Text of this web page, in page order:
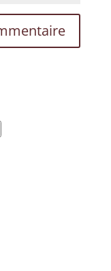
nos
l'ombre